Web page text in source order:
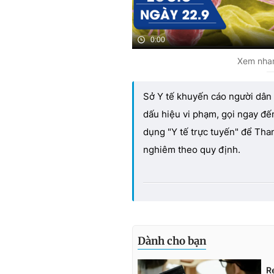
0:00
Xem
Sở Y tế khuyến cáo người
dấu hiệu vi phạm, gọi ngay
dụng "Y tế trực tuyến" để
nghiêm theo quy định.